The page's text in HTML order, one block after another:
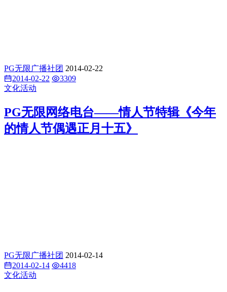
PG无限广播社团 2014-02-22
2014-02-22
3309
文化活动
PG无限网络电台——情人节特辑《今年
的情人节偶遇正月十五》
PG无限广播社团 2014-02-14
2014-02-14
4418
文化活动